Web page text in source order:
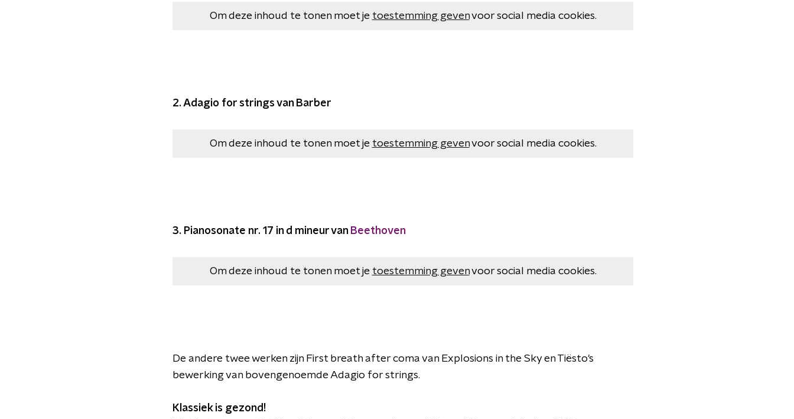
Om deze inhoud te tonen moet je toestemming gevenvoor social media cookies.
2. Adagio for strings van Barber
Om deze inhoud te tonen moet je toestemming gevenvoor social media cookies.
3. Pianosonate nr. 17 in d mineur van Beethoven
Om deze inhoud te tonen moet je toestemming gevenvoor social media cookies.
De andere twee werken zijn First breath after coma van Explosions in the Sky en Tiësto's
bewerking van bovengenoemde Adagio for strings.
Klassiek is gezond!